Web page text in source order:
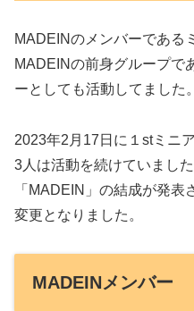
MADEINのメンバーである
MADEINの前身グループで
ーとしても活動してました。
2023年2月17日に１stミニ
3人は活動を続けていまし
「MADEIN」の結成が発
変更となりました。
MADEINメンバー